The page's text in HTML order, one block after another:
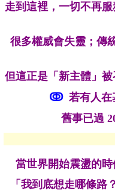
走到這裡，一切不再
很多權威會失靈；傳
但這正是「新主體」被
ↂ 若有人在
舊事已過
當世界開始震盪的
「我到底想走哪條